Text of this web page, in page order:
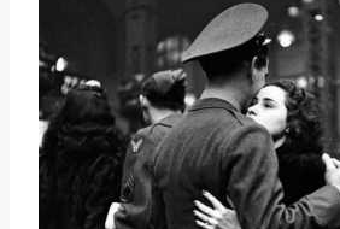
取消